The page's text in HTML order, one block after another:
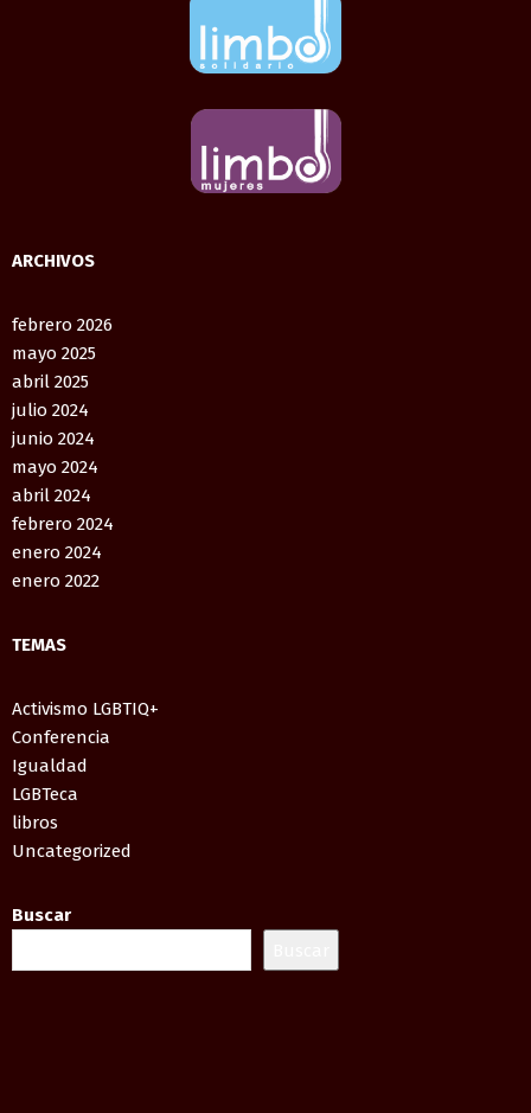
ARCHIVOS
febrero 2026
mayo 2025
abril 2025
julio 2024
junio 2024
mayo 2024
abril 2024
febrero 2024
enero 2024
enero 2022
TEMAS
Activismo LGBTIQ+
Conferencia
Igualdad
LGBTeca
libros
Uncategorized
Buscar